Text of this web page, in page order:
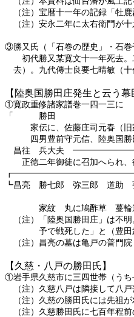
（注）宝暦十一年の記録「牡鹿
（注）安永二年に太右衛門が十
③勝又氏（「石巻の歴史」・石巻
初代勝又某寛文十一年死去。
去）。九代傳士良要七晴敏（
【陸奥国勝田庄発生と云う幕
①寛政重修諸家譜巻一四一三に
「 勝田
家伝に、佐藤庄司元春（旧家
四男豊前守元信、陸奥国勝田
昌往 兵大夫
正徳二年御徒に
┗昌亮 勝七郎 弥三郎 道助 弥
家紋 丸
（注）「陸奥国勝田庄」は不明
予で戦死した」と（豊田
（注）昌亮の墓は亀戸の普門院
【久慈・八戸の勝田氏】
①岩手県久慈市に三四世帯（うち
（注）久慈八戸は隣接して八
（注）久慈の勝田氏には先祖
（注）久慈勝田氏に七百年程前